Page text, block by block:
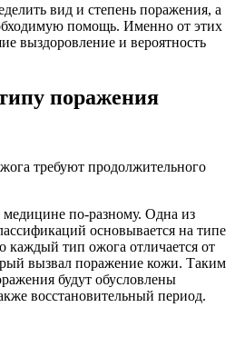
вид и степень поражения, а
помощь. Именно от этих
выздоровление и вероятность
поражения
требуют продолжительного
по-разному. Одна из
основывается на типе
каждый тип ожога отличается от
вызвал поражение кожи. Таким
будут обусловлены
восстановительный период.